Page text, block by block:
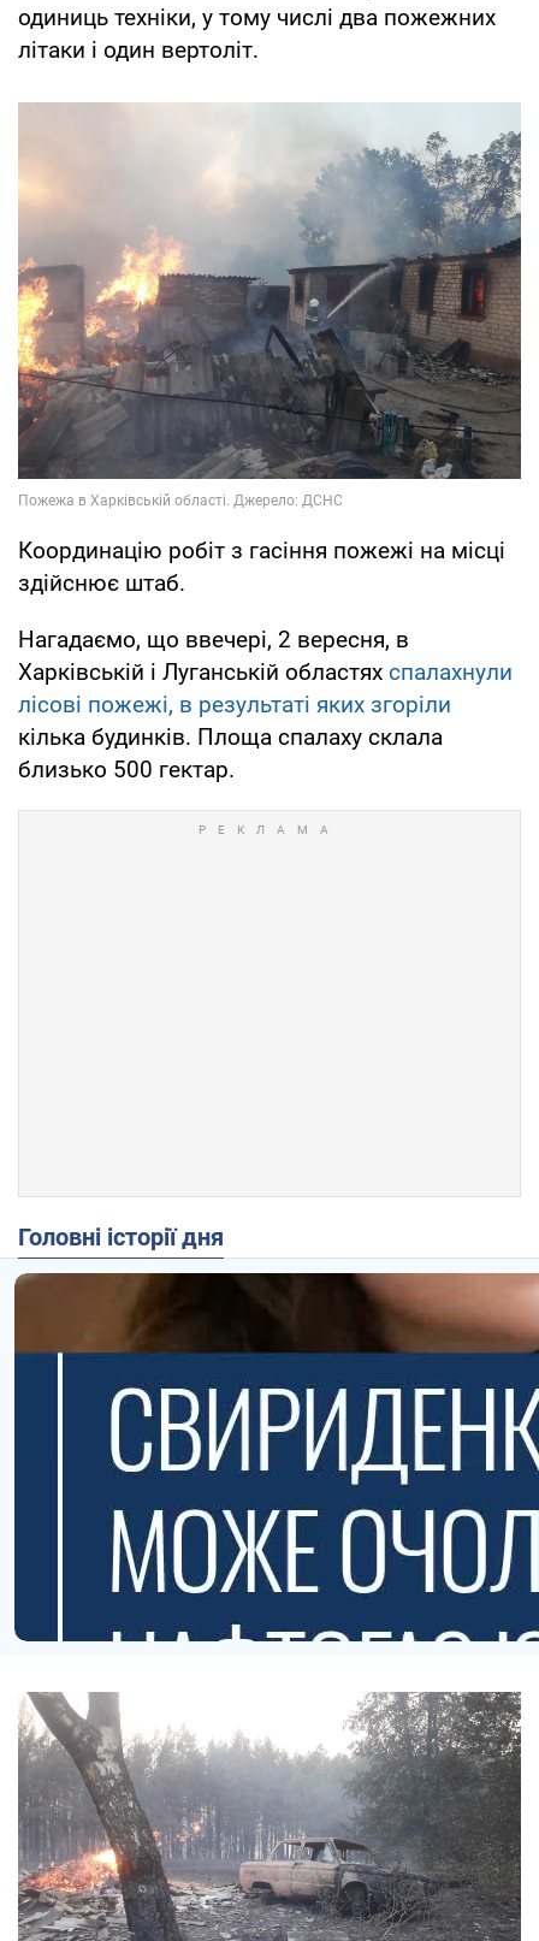
одиниць техніки, у тому числі два пожежних
літаки і один вертоліт.
Координацію робіт з гасіння пожежі на місці
здійснює штаб.
Нагадаємо, що ввечері, 2 вересня, в
Харківській і Луганській областях спалахнули
лісові пожежі, в результаті яких згоріли
кілька будинків. Площа спалаху склала
близько 500 гектар.
Головні історії дня